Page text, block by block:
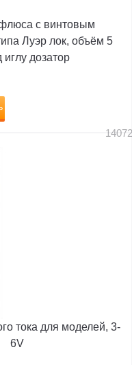
с винтовым
Луэр лок, объём 5
иглу дозатор
тока для моделей, 3-
6V